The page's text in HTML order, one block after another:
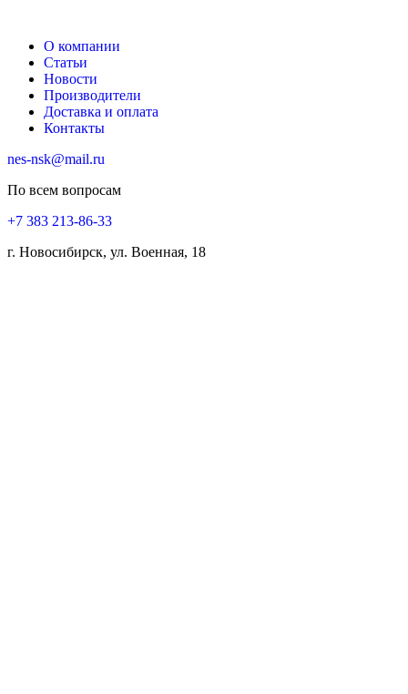
О компании
Статьи
Новости
Производители
Доставка и оплата
Контакты
nes-nsk@mail.ru
По всем вопросам
+7 383 213-86-33
г. Новосибирск, ул. Военная, 18